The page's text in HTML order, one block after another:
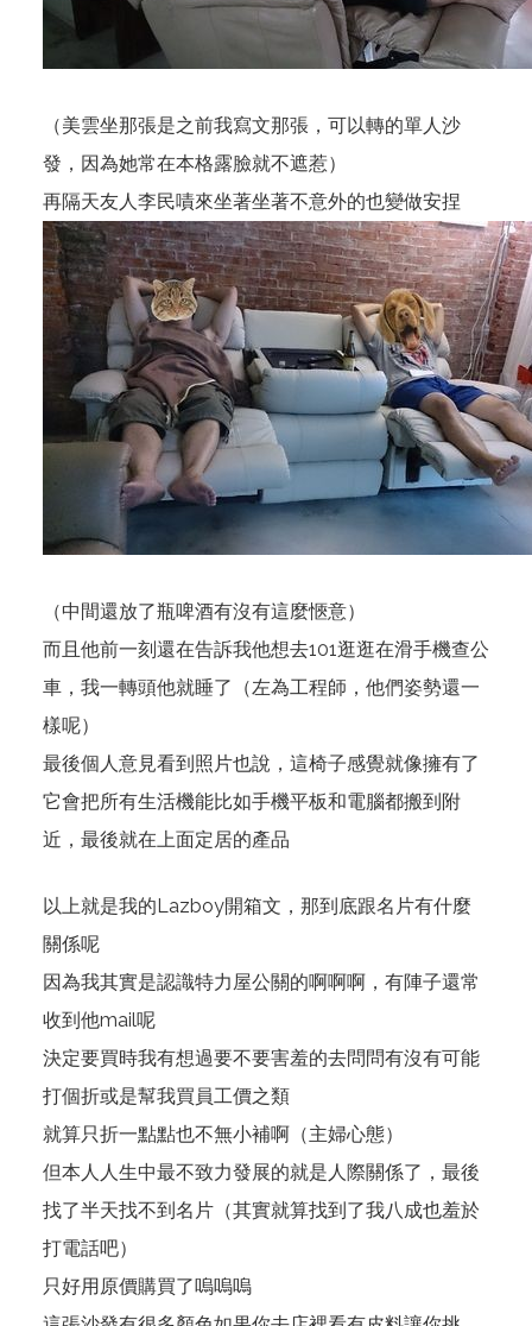
（美雲坐那張是之前我寫文那張，可以轉的單人沙
發，因為她常在本格露臉就不遮惹）
再隔天友人李民嘖來坐著坐著不意外的也變做安捏
（中間還放了瓶啤酒有沒有這麼愜意）
而且他前一刻還在告訴我他想去101逛逛在滑手機查公
車，我一轉頭他就睡了（左為工程師，他們姿勢還一
樣呢）
最後個人意見看到照片也說，這椅子感覺就像擁有了
它會把所有生活機能比如手機平板和電腦都搬到附
近，最後就在上面定居的產品
以上就是我的Lazboy開箱文，那到底跟名片有什麼
關係呢
因為我其實是認識特力屋公關的啊啊啊，有陣子還常
收到他mail呢
決定要買時我有想過要不要害羞的去問問有沒有可能
打個折或是幫我買員工價之類
就算只折一點點也不無小補啊（主婦心態）
但本人人生中最不致力發展的就是人際關係了，最後
找了半天找不到名片（其實就算找到了我八成也羞於
打電話吧）
只好用原價購買了嗚嗚嗚